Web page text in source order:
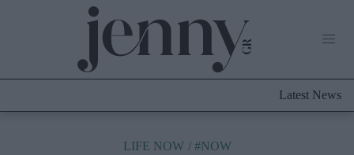
Culture
Latest News
LIFE NOW #NOW